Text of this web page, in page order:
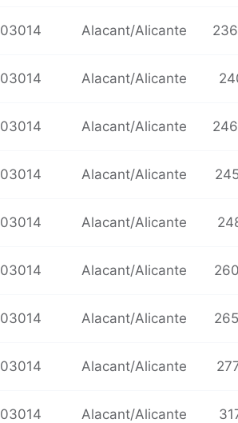
03014 Alacant/Alicante
03014 Alacant/Alicante
03014 Alacant/Alicante
03014 Alacant/Alicante
03014 Alacant/Alicante
03014 Alacant/Alicante
03014 Alacant/Alicante
03014 Alacant/Alicante
03014 Alacant/Alicante